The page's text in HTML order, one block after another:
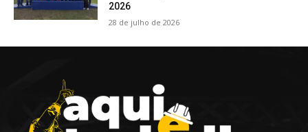
2026
28 de julho de 2026